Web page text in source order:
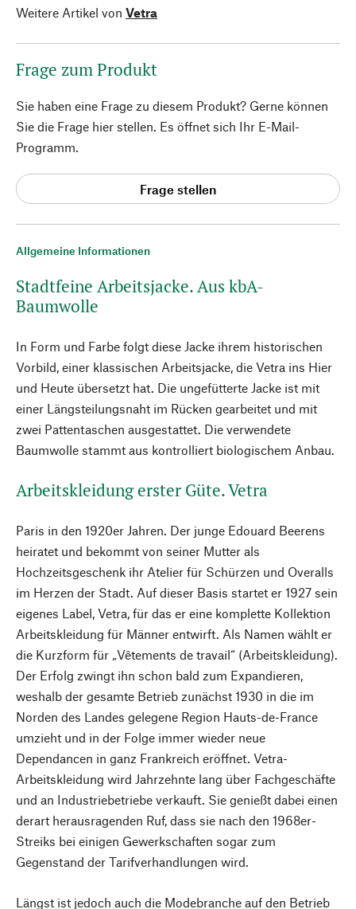
Allgemeine Informationen
Stadtfeine Arbeitsjacke. Aus kbA-
Baumwolle
In Form und Farbe folgt diese Jacke ihrem historischen
Vorbild, einer klassischen Arbeitsjacke, die Vetra ins Hier
und Heute übersetzt hat. Die ungefütterte Jacke ist mit
einer Längsteilungsnaht im Rücken gearbeitet und mit
zwei Pattentaschen ausgestattet. Die verwendete
Baumwolle stammt aus kontrolliert biologischem Anbau.
Arbeitskleidung erster Güte. Vetra
Paris in den 1920er Jahren. Der junge Edouard Beerens
heiratet und bekommt von seiner Mutter als
Hochzeitsgeschenk ihr Atelier für Schürzen und Overalls
im Herzen der Stadt. Auf dieser Basis startet er 1927 sein
eigenes Label, Vetra, für das er eine komplette Kollektion
Arbeitskleidung für Männer entwirft. Als Namen wählt er
die Kurzform für „Vêtements de travail“ (Arbeitskleidung).
Der Erfolg zwingt ihn schon bald zum Expandieren,
weshalb der gesamte Betrieb zunächst 1930 in die im
Norden des Landes gelegene Region Hauts-de-France
umzieht und in der Folge immer wieder neue
Dependancen in ganz Frankreich eröffnet. Vetra-
Arbeitskleidung wird Jahrzehnte lang über Fachgeschäfte
und an Industriebetriebe verkauft. Sie genießt dabei einen
derart herausragenden Ruf, dass sie nach den 1968er-
Streiks bei einigen Gewerkschaften sogar zum
Gegenstand der Tarifverhandlungen wird.
Längst ist jedoch auch die Modebranche auf den Betrieb
Weitere Artikel von Vetra
Frage zum Produkt
Sie haben eine Frage zu diesem Produkt? Gerne können
Sie die Frage hier stellen. Es öffnet sich Ihr E-Mail-
Programm.
Frage stellen